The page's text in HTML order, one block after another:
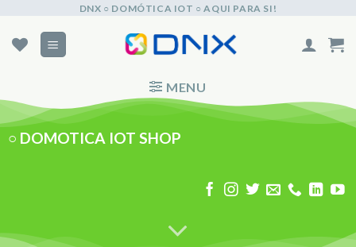
content
DNX ○ DOMÓTICA IOT ○ AQUI PARA SI!
MENU
○ DOMOTICA IOT SHOP